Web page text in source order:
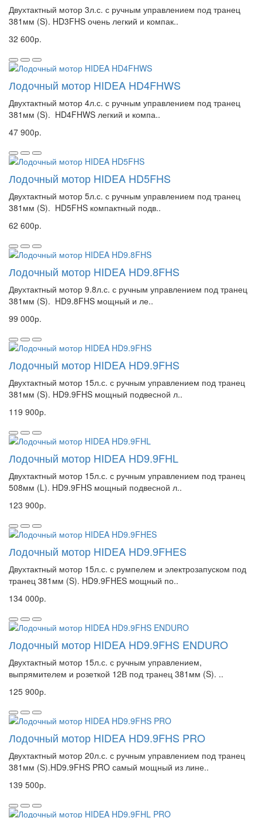
Двухтактный мотор 3л.с. с ручным управлением под транец
381мм (S). HD3FHS очень легкий и компак..
32 600р.
Лодочный мотор HIDEA HD4FHWS
Двухтактный мотор 4л.с. с ручным управлением под транец
381мм (S). HD4FHWS легкий и компа..
47 900р.
Лодочный мотор HIDEA HD5FHS
Двухтактный мотор 5л.с. с ручным управлением под транец
381мм (S). HD5FHS компактный подв..
62 600р.
Лодочный мотор HIDEA HD9.8FHS
Двухтактный мотор 9.8л.с. с ручным управлением под транец
381мм (S). HD9.8FHS мощный и ле..
99 000р.
Лодочный мотор HIDEA HD9.9FHS
Двухтактный мотор 15л.с. с ручным управлением под транец
381мм (S). HD9.9FHS мощный подвесной л..
119 900р.
Лодочный мотор HIDEA HD9.9FHL
Двухтактный мотор 15л.с. с ручным управлением под транец
508мм (L). HD9.9FHS мощный подвесной л..
123 900р.
Лодочный мотор HIDEA HD9.9FHES
Двухтактный мотор 15л.с. с румпелем и электрозапуском под
транец 381мм (S). HD9.9FHES мощный по..
134 000р.
Лодочный мотор HIDEA HD9.9FHS ENDURO
Двухтактный мотор 15л.с. с ручным управлением,
выпрямителем и розеткой 12В под транец 381мм (S). ..
125 900р.
Лодочный мотор HIDEA HD9.9FHS PRO
Двухтактный мотор 20л.с. с ручным управлением под транец
381мм (S).HD9.9FHS PRO самый мощный из лине..
139 500р.